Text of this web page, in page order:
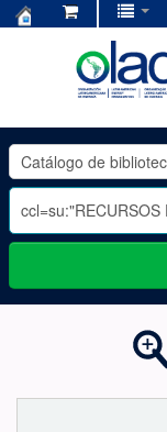
OLADE
-